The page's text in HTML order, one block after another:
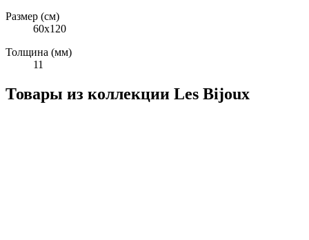
Размер (см)
60x120
Толщина (мм)
11
Товары из коллекции Les Bijoux